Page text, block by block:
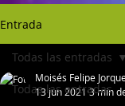
Entrada
Todas las entradas
Todas las entradas
Moisés Felipe
13 jun 2021 3 min